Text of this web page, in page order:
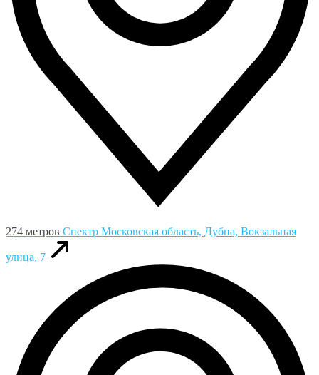
274 метров Спектр Московская область, Дубна, Вокзальная
улица, 7